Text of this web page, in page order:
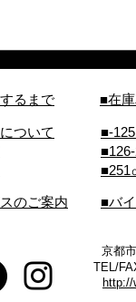
るまで ■在
ついて
■-
■251
のご案内 ■バ
京都
TEL/